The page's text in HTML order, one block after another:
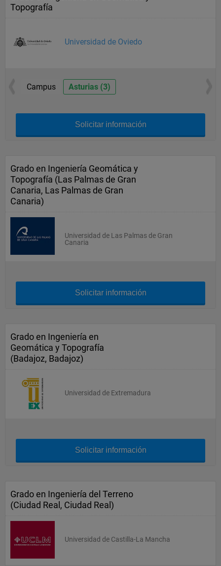
Topografía
Universidad de Oviedo
Campus Asturias (3)
Solicitar información
Grado en Ingeniería Geomática y
Topografía (Las Palmas de Gran
Canaria, Las Palmas de Gran
Canaria)
Universidad de Las Palmas de Gran
Canaria
Solicitar información
Grado en Ingeniería en
Geomática y Topografía
(Badajoz, Badajoz)
Universidad de Extremadura
Solicitar información
Grado en Ingeniería del Terreno
(Ciudad Real, Ciudad Real)
Universidad de Castilla-La Mancha